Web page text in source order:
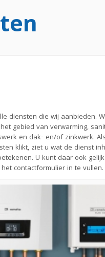
diensten die wij aanbieden.
gebied van verwarming,
en dak- en/of zinkwerk.
klikt, ziet u wat de dienst
U kunt daar ook
contactformulier in te vullen.